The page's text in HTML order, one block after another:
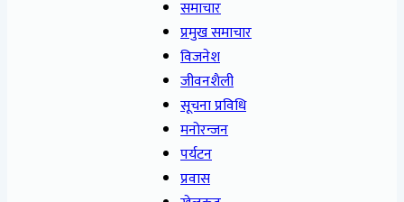
समाचार
प्रमुख समाचार
विजनेश
जीवनशैली
सूचना प्रविधि
मनोरन्जन
पर्यटन
प्रवास